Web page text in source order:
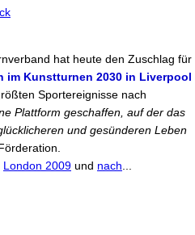
hat heute den Zuschlag für
im Kunstturnen 2030 in Liverpool
Sportereignisse nach
Plattform geschaffen, auf der das
und gesünderen Leben
London 2009 und nach